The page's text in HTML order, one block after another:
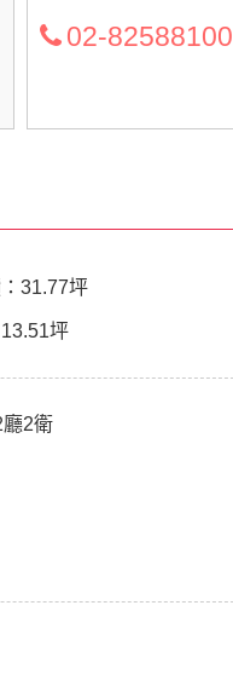
02-82588100
31.77坪
13.51坪
2衛